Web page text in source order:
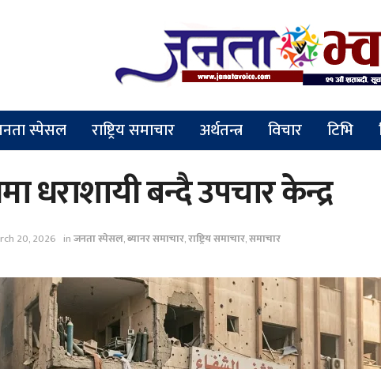
स्पेसल राष्ट्रिय समाचार अर्थतन्त्र विचार टिभि
धराशायी बन्दै उपचार केन्द्र
20, 2026 inजनता स्पेसल,ब्यानर समाचार,राष्ट्रिय समाचार,समाचार